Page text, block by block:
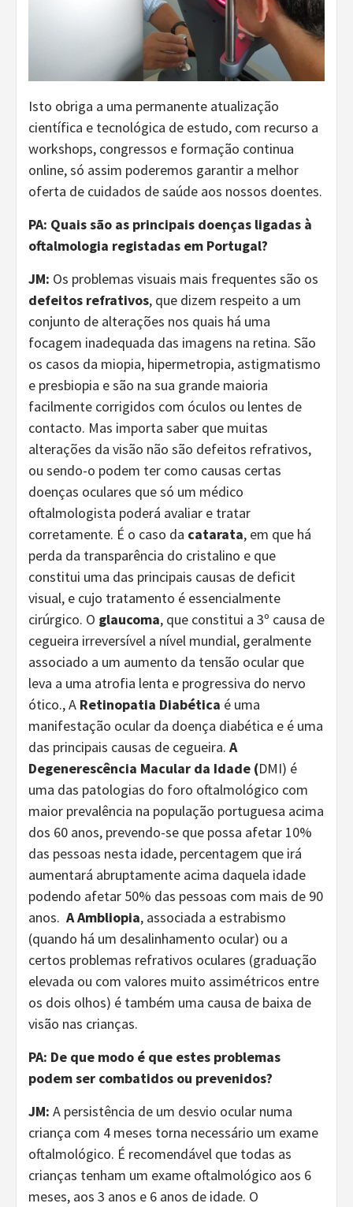
Isto obriga a uma permanente atualização
científica e tecnológica de estudo, com recurso a
workshops, congressos e formação continua
online, só assim poderemos garantir a melhor
oferta de cuidados de saúde aos nossos doentes.
PA: Quais são as principais doenças ligadas à
oftalmologia registadas em Portugal?
JM: Os problemas visuais mais frequentes são os
defeitos refrativos, que dizem respeito a um
conjunto de alterações nos quais há uma
focagem inadequada das imagens na retina. São
os casos da miopia, hipermetropia, astigmatismo
e presbiopia e são na sua grande maioria
facilmente corrigidos com óculos ou lentes de
contacto. Mas importa saber que muitas
alterações da visão não são defeitos refrativos,
ou sendo-o podem ter como causas certas
doenças oculares que só um médico
oftalmologista poderá avaliar e tratar
corretamente. É o caso da catarata, em que há
perda da transparência do cristalino e que
constitui uma das principais causas de deficit
visual, e cujo tratamento é essencialmente
cirúrgico. O glaucoma, que constitui a 3º causa de
cegueira irreversível a nível mundial, geralmente
associado a um aumento da tensão ocular que
leva a uma atrofia lenta e progressiva do nervo
ótico., A Retinopatia Diabética é uma
manifestação ocular da doença diabética e é uma
das principais causas de cegueira. A
Degenerescência Macular da Idade (DMI) é
uma das patologias do foro oftalmológico com
maior prevalência na população portuguesa acima
dos 60 anos, prevendo-se que possa afetar 10%
das pessoas nesta idade, percentagem que irá
aumentará abruptamente acima daquela idade
podendo afetar 50% das pessoas com mais de 90
anos. A Ambliopia, associada a estrabismo
(quando há um desalinhamento ocular) ou a
certos problemas refrativos oculares (graduação
elevada ou com valores muito assimétricos entre
os dois olhos) é também uma causa de baixa de
visão nas crianças.
PA: De que modo é que estes problemas
podem ser combatidos ou prevenidos?
JM: A persistência de um desvio ocular numa
criança com 4 meses torna necessário um exame
oftalmológico. É recomendável que todas as
crianças tenham um exame oftalmológico aos 6
meses, aos 3 anos e 6 anos de idade. O